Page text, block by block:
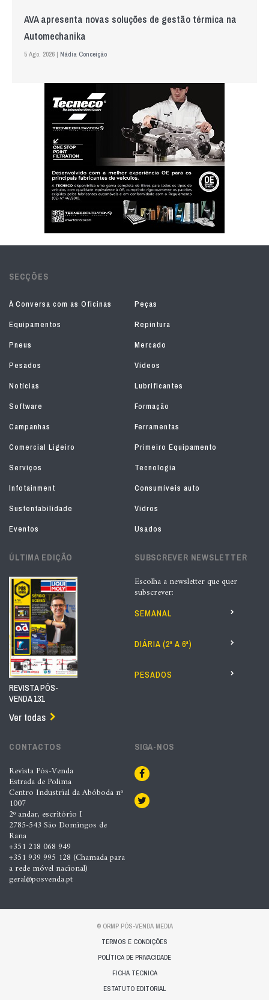
AVA apresenta novas soluções de gestão térmica na
Automechanika
5 Ago. 2026 | Nádia Conceição
SECÇÕES
À Conversa com as Oficinas
Peças
Equipamentos
Repintura
Pneus
Mercado
Pesados
Vídeos
Notícias
Lubrificantes
Software
Formação
Campanhas
Ferramentas
Comercial Ligeiro
Primeiro Equipamento
Serviços
Tecnologia
Infotainment
Consumíveis auto
Sustentabilidade
Vidros
Eventos
Usados
ÚLTIMA EDIÇÃO
REVISTA PÓS-
VENDA 131
Ver todas
SUBSCREVER NEWSLETTER
Escolha a newsletter que quer
subscrever:
SEMANAL
DIÁRIA (2ª A 6ª)
PESADOS
CONTACTOS
Revista Pós-Venda
Estrada de Polima
Centro Industrial da Abóboda nº
1007
2º andar, escritório I
2785-543 São Domingos de
Rana
+351 218 068 949
+351 939 995 128 (Chamada para
a rede móvel nacional)
geral@posvenda.pt
SIGA-NOS
© ORMP PÓS-VENDA MEDIA
TERMOS E CONDIÇÕES
POLÍTICA DE PRIVACIDADE
FICHA TÉCNICA
ESTATUTO EDITORIAL